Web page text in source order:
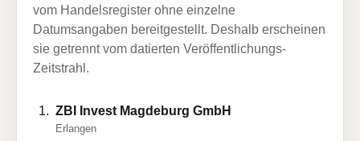
vom Handelsregister ohne einzelne
Datumsangaben bereitgestellt. Deshalb erscheinen
sie getrennt vom datierten Veröffentlichungs-
Zeitstrahl.
ZBI Invest Magdeburg GmbH
Erlangen